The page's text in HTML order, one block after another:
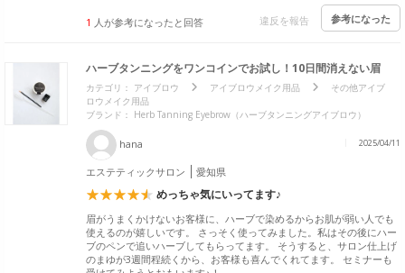
1 人が参考になったと回答 違反を報告 参考になった
ハーブタンニングをワンコインでお試し！10日間消えない眉
カテゴリ： アイブロウ アイブロウメイク用品
その他アイブ
ロウメイク用品
ブランド： Herb Tanning Eyebrow（ハーブタンニングアイブロウ）
hana 2025/04/11
エステティックサロン 愛知県
めっちゃ気にいってます♪
眉がうまくかけないお客様に、ハーブで染めるからお肌が弱い人でも
使えるのが嬉しいです。 さっそく使ってみました。私はその後にハー
ブのペンで追いハーブしてもらってます。 そうすると、サロン仕上げ
のまゆが3週間程続くから、お客様も喜んでくれてます。 セミナーも